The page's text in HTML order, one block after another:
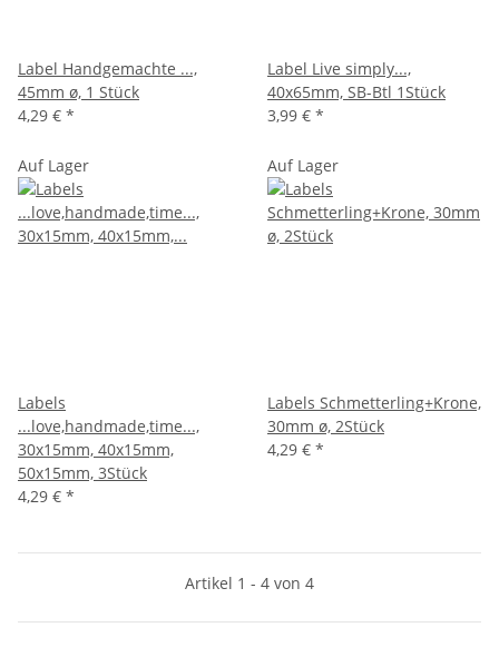
Label Handgemachte ...,
45mm ø, 1 Stück
4,29 € *
Label Live simply...,
40x65mm, SB-Btl 1Stück
3,99 € *
Auf Lager
Labels
...love,handmade,time...,
30x15mm, 40x15mm,
50x15mm, 3Stück
4,29 € *
Auf Lager
Labels Schmetterling+Krone,
30mm ø, 2Stück
4,29 € *
Artikel 1 - 4 von 4